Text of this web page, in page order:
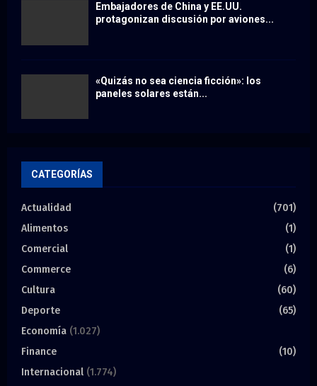
Embajadores de China y EE.UU.
protagonizan discusión por aviones...
«Quizás no sea ciencia ficción»: los
paneles solares están...
CATEGORÍAS
Actualidad
(701)
Alimentos
(1)
Comercial
(1)
Commerce
(6)
Cultura
(60)
Deporte
(65)
Economía (1.027)
Finance
(10)
Internacional (1.774)